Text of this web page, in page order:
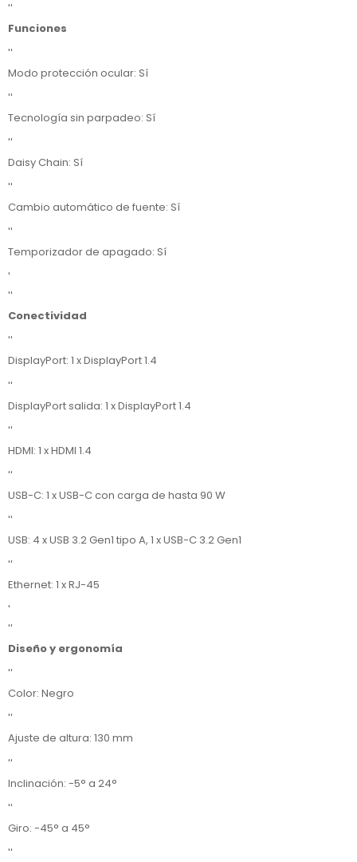
''
Funciones
''
Modo protección ocular: Sí
''
Tecnología sin parpadeo: Sí
''
Daisy Chain: Sí
''
Cambio automático de fuente: Sí
''
Temporizador de apagado: Sí
'
''
Conectividad
''
DisplayPort: 1 x DisplayPort 1.4
''
DisplayPort salida: 1 x DisplayPort 1.4
''
HDMI: 1 x HDMI 1.4
''
USB-C: 1 x USB-C con carga de hasta 90 W
''
USB: 4 x USB 3.2 Gen1 tipo A, 1 x USB-C 3.2 Gen1
''
Ethernet: 1 x RJ-45
'
''
Diseño y ergonomía
''
Color: Negro
''
Ajuste de altura: 130 mm
''
Inclinación: -5° a 24°
''
Giro: -45° a 45°
''